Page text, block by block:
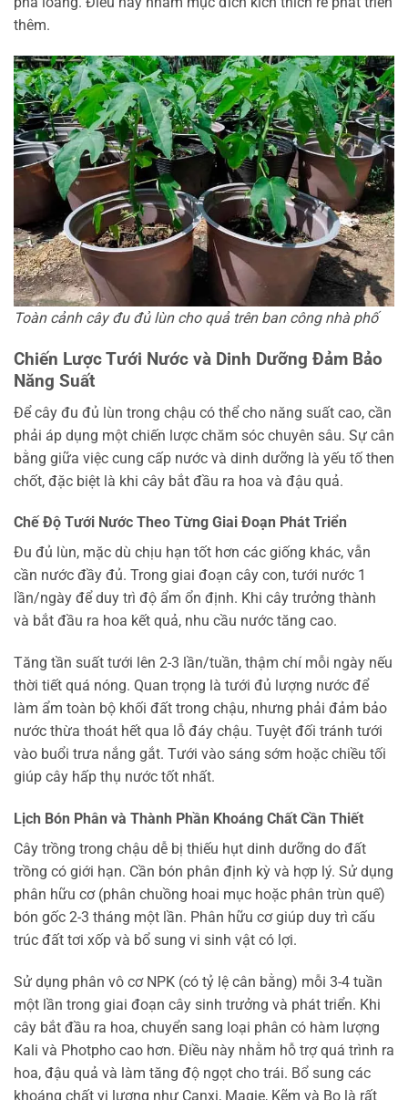
thêm.
Toàn cảnh cây đu đủ lùn cho quả trên ban công nhà phố
Chiến Lược Tưới Nước và Dinh Dưỡng Đảm Bảo
Năng Suất
Để cây đu đủ lùn trong chậu có thể cho năng suất cao, cần
phải áp dụng một chiến lược chăm sóc chuyên sâu. Sự cân
bằng giữa việc cung cấp nước và dinh dưỡng là yếu tố then
chốt, đặc biệt là khi cây bắt đầu ra hoa và đậu quả.
Chế Độ Tưới Nước Theo Từng Giai Đoạn Phát Triển
Đu đủ lùn, mặc dù chịu hạn tốt hơn các giống khác, vẫn
cần nước đầy đủ. Trong giai đoạn cây con, tưới nước 1
lần/ngày để duy trì độ ẩm ổn định. Khi cây trưởng thành
và bắt đầu ra hoa kết quả, nhu cầu nước tăng cao.
Tăng tần suất tưới lên 2-3 lần/tuần, thậm chí mỗi ngày nếu
thời tiết quá nóng. Quan trọng là tưới đủ lượng nước để
làm ẩm toàn bộ khối đất trong chậu, nhưng phải đảm bảo
nước thừa thoát hết qua lỗ đáy chậu. Tuyệt đối tránh tưới
vào buổi trưa nắng gắt. Tưới vào sáng sớm hoặc chiều tối
giúp cây hấp thụ nước tốt nhất.
Lịch Bón Phân và Thành Phần Khoáng Chất Cần Thiết
Cây trồng trong chậu dễ bị thiếu hụt dinh dưỡng do đất
trồng có giới hạn. Cần bón phân định kỳ và hợp lý. Sử dụng
phân hữu cơ (phân chuồng hoai mục hoặc phân trùn quế)
bón gốc 2-3 tháng một lần. Phân hữu cơ giúp duy trì cấu
trúc đất tơi xốp và bổ sung vi sinh vật có lợi.
Sử dụng phân vô cơ NPK (có tỷ lệ cân bằng) mỗi 3-4 tuần
một lần trong giai đoạn cây sinh trưởng và phát triển. Khi
cây bắt đầu ra hoa, chuyển sang loại phân có hàm lượng
Kali và Photpho cao hơn. Điều này nhằm hỗ trợ quá trình ra
hoa, đậu quả và làm tăng độ ngọt cho trái. Bổ sung các
khoáng chất vi lượng như Canxi, Magie, Kẽm và Bo là rất